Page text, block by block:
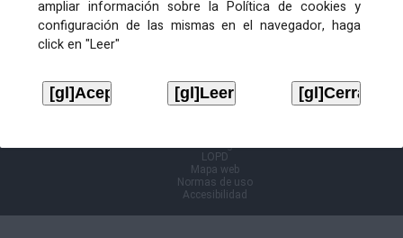
ampliar información sobre la Política de cookies y
configuración de las mismas en el navegador, haga
click en "Leer"
Ficheiros de publicación
Anuncio
Volver á páxina anterior
LOPD
Mapa web
Normas de uso
Accesibilidad